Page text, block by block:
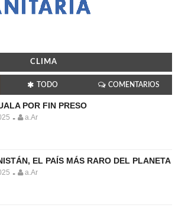
CLIMA
TODO COMENTARIOS
POR FIN PRESO
- a.Ar
EL PAÍS MÁS RARO DEL PLANETA
- a.Ar